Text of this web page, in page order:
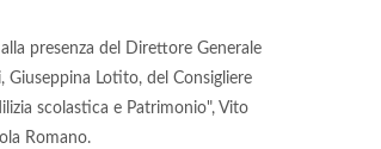
presenza del Direttore Generale
Giuseppina Lotito, del Consigliere
scolastica e Patrimonio", Vito
Romano.